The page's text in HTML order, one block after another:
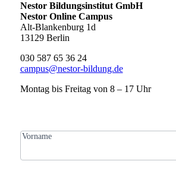
Nestor Bildungsinstitut GmbH
Nestor Online Campus
Alt-Blankenburg 1d
13129 Berlin
030 587 65 36 24
campus@nestor-bildung.de
Montag bis Freitag von 8 – 17 Uhr
Vorname